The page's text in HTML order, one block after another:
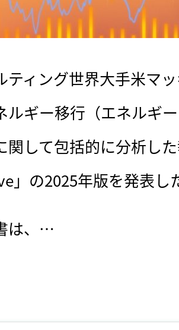
ィング世界大手米マ
ルギー移行（エネルギ
関して包括的に分析し
」の2025年版を発表し
は、…